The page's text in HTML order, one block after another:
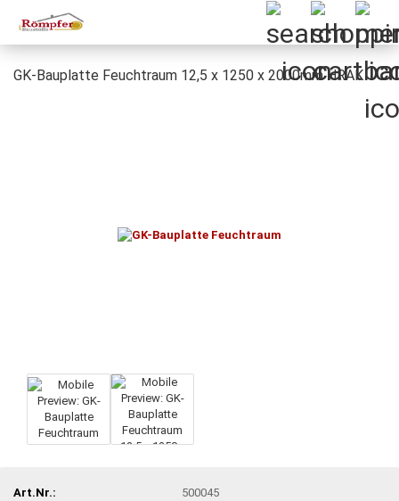
GK-Bauplatte Feuchtraum 12,5 x 1250 x 2000mm HRAK
Art.Nr.:
500045